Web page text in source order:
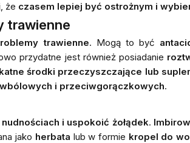
że czasem lepiej być ostrożnym i
trawienne
trawienne. Mogą to być
przydatne jest również posiadanie
środki przeczyszczające lub
i przeciwgorączkowych.
i uspokoić żołądek.
jako herbata lub w formie kropel do